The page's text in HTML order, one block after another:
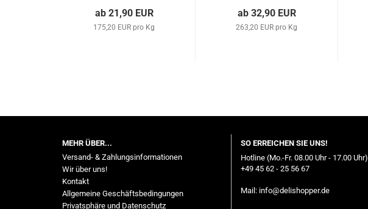
ab 21,90 EUR
175,20 EUR pro Kg
ab 32,90 EUR
263,20 EUR pro Kg
MEHR ÜBER...
Versand- & Zahlungsinformationen
Wir über uns!
Kontakt
Allgemeine Geschäftsbedingungen
Privatsphäre und Datenschutz
SO ERREICHEN SIE UNS!
Hotline (Mo.-Fr. 08.00 Uhr - 17.00 Uhr)
+49 45 62 - 25 56 67
Mail: info@delishopper.de